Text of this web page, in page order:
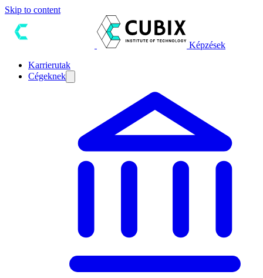
Skip to content
Képzések
Karrierutak
Cégeknek